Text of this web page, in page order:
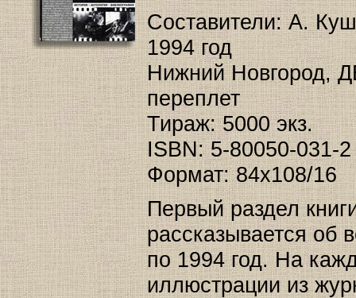
Составители: А.
1994 год
Нижний Новгород,
переплет
Тираж: 5000 экз.
ISBN: 5-80050-031-2
Формат: 84x108/16
Первый раздел
рассказывается об
по 1994 год. На
иллюстрации из